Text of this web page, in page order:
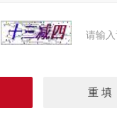
请输